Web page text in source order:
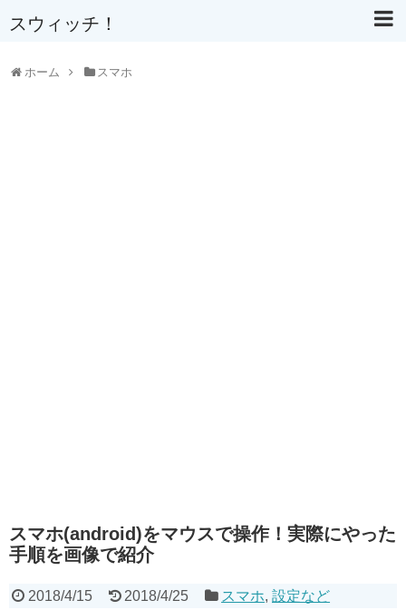
スウィッチ！
ホーム スマホ
スマホ(android)をマウスで操作！実際にやった
手順を画像で紹介
2018/4/15 2018/4/25 スマホ,設定など